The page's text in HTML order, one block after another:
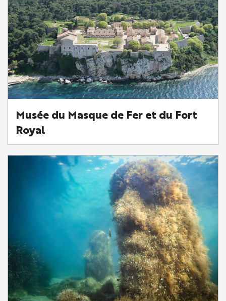
Musée du Masque de Fer et du Fort
Royal